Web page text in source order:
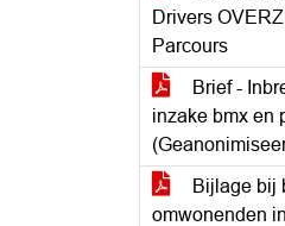
Drivers
Parcours
Brief -
inzake bmx en
Bijlage bij
omwonenden